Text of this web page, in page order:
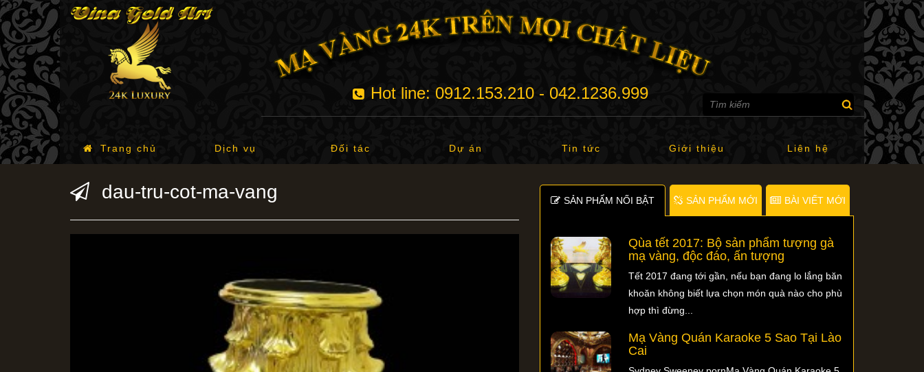
Hot line: 0912.153.210 - 042.1236.999
Trang chủ Dịch vụ Đối tác Dự án Tin tức Giới thiệu Liên hệ
dau-tru-cot-ma-vang SẢN PHẨM NỐI BẬT SẢN PHẨM MỚI BÀI VIẾT MỚI
Qùa tết 2017: Bộ sản phẩm tượng gà
mạ vàng, độc đáo, ấn tượng
Tết 2017 đang tới gần, nếu bạn đang lo lắng băn
khoăn không biết lựa chọn món quà nào cho phù
hợp thì đừng...
Mạ Vàng Quán Karaoke 5 Sao Tại Lào
Cai